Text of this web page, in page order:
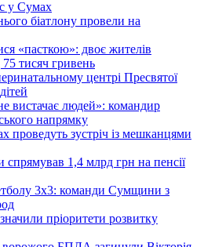
у Сумах
біатлону провели на
«пасткою»: двоє жителів
тисяч гривень
центрі Пресвятої
вистачає людей»: командир
напрямку
проведуть зустріч із мешканцями
1,4 млрд грн на пенсії
3х3: команди Сумщини з
пріоритети розвитку